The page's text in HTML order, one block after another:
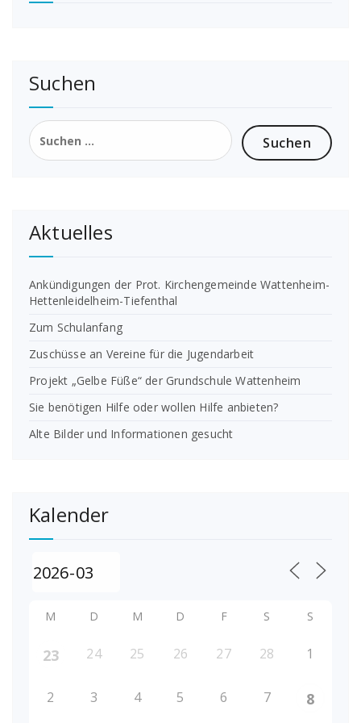
Suchen
Suchen
nach:
Aktuelles
Ankündigungen der Prot. Kirchengemeinde Wattenheim-
Hettenleidelheim-Tiefenthal
Zum Schulanfang
Zuschüsse an Vereine für die Jugendarbeit
Projekt „Gelbe Füße“ der Grundschule Wattenheim
Sie benötigen Hilfe oder wollen Hilfe anbieten?
Alte Bilder und Informationen gesucht
Kalender
M D M D F S S
23 24 25 26 27 28 1
2 3 4 5 6 7 8